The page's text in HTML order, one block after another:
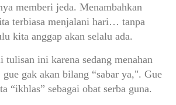
memberi jeda. Menambahkan
terbiasa menjalani hari… tanpa
kita anggap akan selalu ada.
tulisan ini karena sedang menahan
gue gak akan bilang “sabar ya,". Gue
“ikhlas” sebagai obat serba guna.